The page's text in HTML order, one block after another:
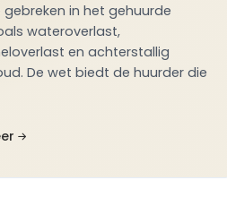
in het gehuurde
wateroverlast,
en achterstallig
De wet biedt de huurder die